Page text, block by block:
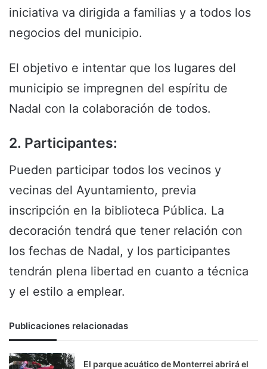
iniciativa va dirigida a familias y a todos los
negocios del municipio.
El objetivo e intentar que los lugares del
municipio se impregnen del espíritu de
Nadal con la colaboración de todos.
2. Participantes:
Pueden participar todos los vecinos y
vecinas del Ayuntamiento, previa
inscripción en la biblioteca Pública. La
decoración tendrá que tener relación con
los fechas de Nadal, y los participantes
tendrán plena libertad en cuanto a técnica
y el estilo a emplear.
Publicaciones relacionadas
El parque acuático de Monterrei abrirá el